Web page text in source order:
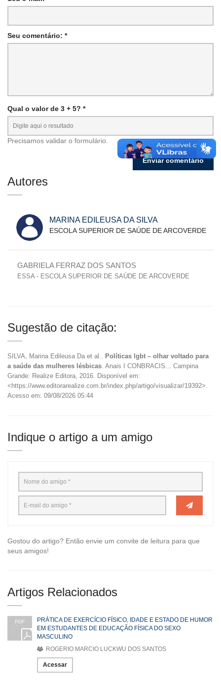
Seu comentário: *
Qual o valor de 3 + 5? *
Precisamos validar o formulário.
Autores
MARINA EDILEUSA DA SILVA
ESCOLA SUPERIOR DE SAÚDE DE ARCOVERDE
GABRIELA FERRAZ DOS SANTOS
ESSA - ESCOLA SUPERIOR DE SAÚDE DE ARCOVERDE
Sugestão de citação:
SILVA, Marina Edileusa Da et al..
Políticas lgbt – olhar voltado para
a saúde das mulheres lésbicas . Anais I CONBRACIS... Campina
Grande: Realize Editora, 2016. Disponível em:
<https://www.editorarealize.com.br/index.php/artigo/visualizar/19392>.
Acesso em: 09/08/2026 05:44
Indique o artigo a um amigo
Gostou do artigo? Então envie um convite de leitura para que
seus amigos!
Artigos Relacionados
PDF
PRÁTICA DE EXERCÍCIO FÍSICO, IDADE E ESTADO DE HUMOR
EM ESTUDANTES DE EDUCAÇÃO FÍSICA DO SEXO
MASCULINO
ROGERIO MARCIO LUCKWU DOS SANTOS
Acessar